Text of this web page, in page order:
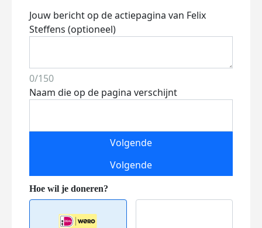
Jouw bericht op de actiepagina van Felix
Steffens (optioneel)
0/150
Naam die op de pagina verschijnt
Volgende
Volgende